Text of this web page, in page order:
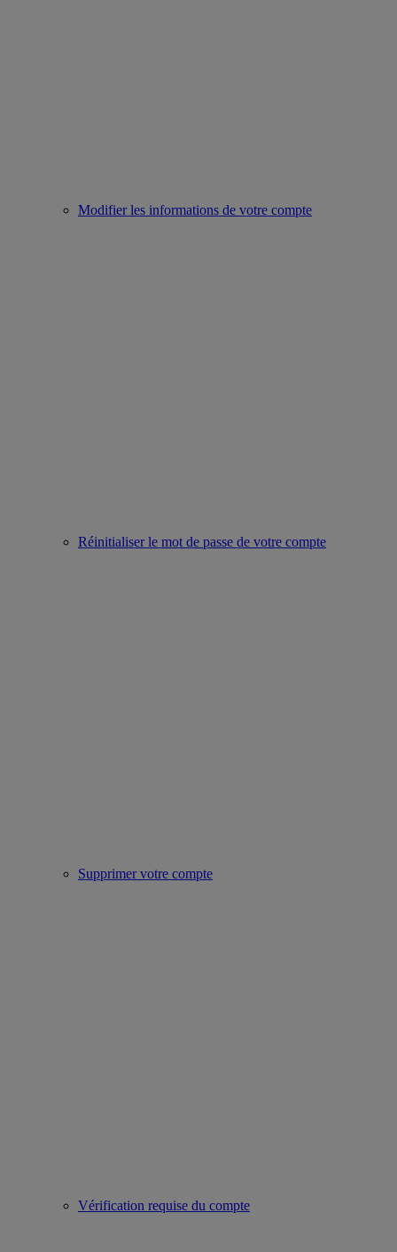
Modifier les informations de votre compte
Réinitialiser le mot de passe de votre compte
Supprimer votre compte
Vérification requise du compte